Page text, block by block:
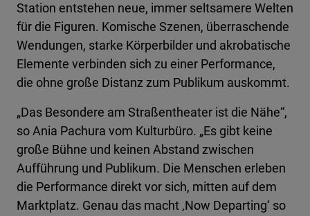
Station entstehen neue, immer seltsamere Welten
für die Figuren. Komische Szenen, überraschende
Wendungen, starke Körperbilder und akrobatische
Elemente verbinden sich zu einer Performance,
die ohne große Distanz zum Publikum auskommt.
„Das Besondere am Straßentheater ist die Nähe“,
so Ania Pachura vom Kulturbüro. „Es gibt keine
große Bühne und keinen Abstand zwischen
Aufführung und Publikum. Die Menschen erleben
die Performance direkt vor sich, mitten auf dem
Marktplatz. Genau das macht ‚Now Departing‘ so